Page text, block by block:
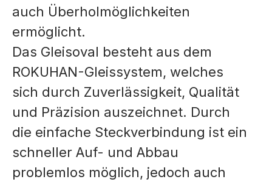
auch Überholmöglichkeiten
ermöglicht.
Das Gleisoval besteht aus dem
ROKUHAN-Gleissystem, welches
sich durch Zuverlässigkeit, Qualität
und Präzision auszeichnet. Durch
die einfache Steckverbindung ist ein
schneller Auf- und Abbau
problemlos möglich, jedoch auch